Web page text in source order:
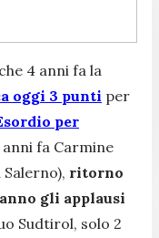
4 anni fa la
oggi 3 punti per
per
anni fa Carmine
ritorno
gli applausi
Sudtirol, solo 2